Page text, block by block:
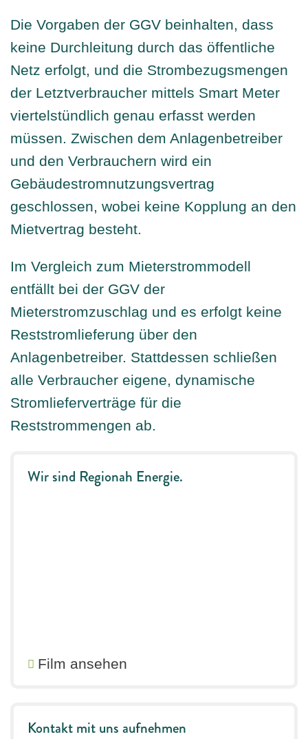
Die Vorgaben der GGV beinhalten, dass
keine Durchleitung durch das öffentliche
Netz erfolgt, und die Strombezugsmengen
der Letztverbraucher mittels Smart Meter
viertelstündlich genau erfasst werden
müssen. Zwischen dem Anlagenbetreiber
und den Verbrauchern wird ein
Gebäudestromnutzungsvertrag
geschlossen, wobei keine Kopplung an den
Mietvertrag besteht.
Im Vergleich zum Mieterstrommodell
entfällt bei der GGV der
Mieterstromzuschlag und es erfolgt keine
Reststromlieferung über den
Anlagenbetreiber. Stattdessen schließen
alle Verbraucher eigene, dynamische
Stromlieferverträge für die
Reststrommengen ab.
Wir sind Regionah Energie.
Film ansehen
Kontakt mit uns aufnehmen